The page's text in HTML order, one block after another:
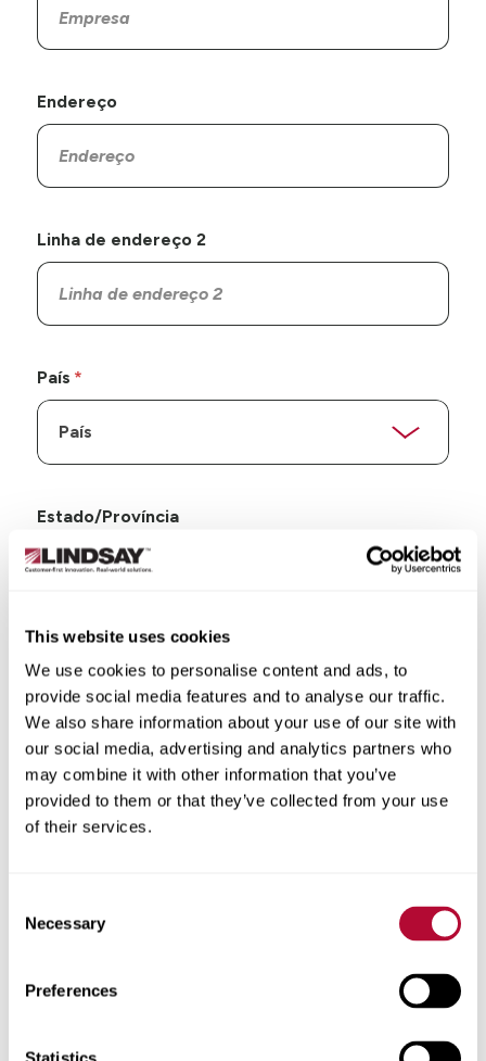
This website uses cookies
We use cookies to personalise content and ads, to
provide social media features and to analyse our traffic.
We also share information about your use of our site with
our social media, advertising and analytics partners who
may combine it with other information that you’ve
provided to them or that they’ve collected from your use
of their services.
Selection
Necessary
Preferences
Endereço
Linha de endereço 2
País
Estado/Província
CEP/Código postal
Telefone